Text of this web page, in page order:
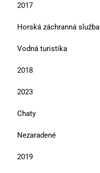
2017
Horská záchranná služba
Vodná turistika
2018
2023
Chaty
Nezaradené
2019